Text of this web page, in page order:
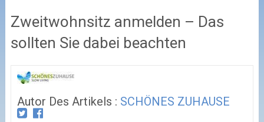
Zweitwohnsitz anmelden – Das
sollten Sie dabei beachten
Autor Des Artikels : SCHÖNES ZUHAUSE